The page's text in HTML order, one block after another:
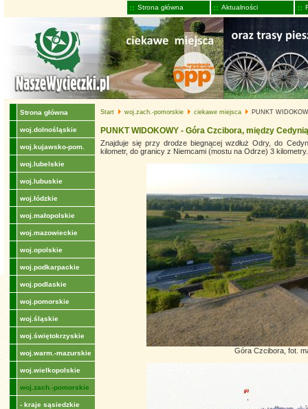
Strona główna Aktualności
Strona główna
woj.dolnośląskie
woj.kujawsko-pom.
woj.lubelskie
woj.lubuskie
woj.łódzkie
woj.małopolskie
woj.mazowieckie
woj.opolskie
woj.podkarpackie
woj.podlaskie
woj.pomorskie
woj.śląskie
woj.świętokrzyskie
woj.warm.-mazurskie
woj.wielkopolskie
woj.zach.-pomorskie
- kraje sąsiedzkie
Start woj.zach.-pomorskie ciekawe miejsca PUNKT
PUNKT WIDOKOWY - Góra Czcibora, między
Znajduje się przy drodze biegnącej wzdłuż Odry, do
kilometr, do granicy z Niemcami (mostu na Odrze) 3 kilometry.
Góra Czcibora, fot.